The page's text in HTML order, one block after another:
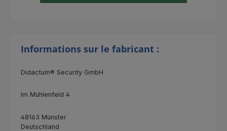
Informations sur le fabricant :
Didactum® Security GmbH
Im Mühlenfeld 4
48163 Münster
Deutschland